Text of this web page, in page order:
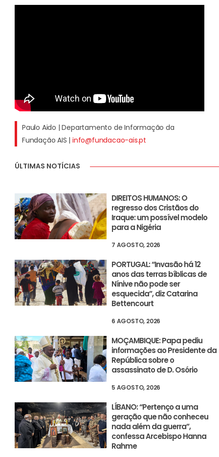
Paulo Aido | Departamento de Informação da
Fundação AIS |info@fundacao-ais.pt
ÚLTIMAS NOTÍCIAS
DIREITOS HUMANOS: O
regresso dos Cristãos do
Iraque: um possível modelo
para a Nigéria
7 AGOSTO, 2026
PORTUGAL: “Invasão há 12
anos das terras bíblicas de
Nínive não pode ser
esquecida”, diz Catarina
Bettencourt
6 AGOSTO, 2026
MOÇAMBIQUE: Papa pediu
informações ao Presidente da
República sobre o
assassinato de D. Osório
5 AGOSTO, 2026
LÍBANO: “Pertenço a uma
geração que não conheceu
nada além da guerra”,
confessa Arcebispo Hanna
Rahme